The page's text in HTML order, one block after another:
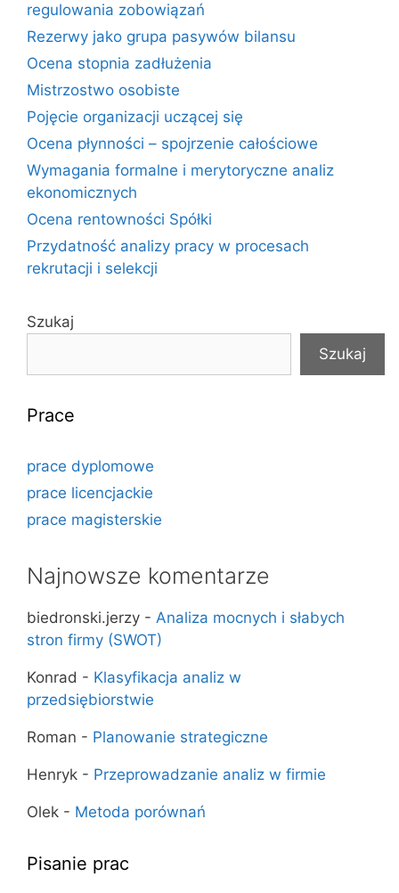
regulowania zobowiązań
Rezerwy jako grupa pasywów bilansu
Ocena stopnia zadłużenia
Mistrzostwo osobiste
Pojęcie organizacji uczącej się
Ocena płynności – spojrzenie całościowe
Wymagania formalne i merytoryczne analiz
ekonomicznych
Ocena rentowności Spółki
Przydatność analizy pracy w procesach
rekrutacji i selekcji
Szukaj
Szukaj
Prace
prace dyplomowe
prace licencjackie
prace magisterskie
Najnowsze komentarze
biedronski.jerzy - Analiza mocnych i słabych
stron firmy (SWOT)
Konrad - Klasyfikacja analiz w
przedsiębiorstwie
Roman - Planowanie strategiczne
Henryk - Przeprowadzanie analiz w firmie
Olek - Metoda porównań
Pisanie prac